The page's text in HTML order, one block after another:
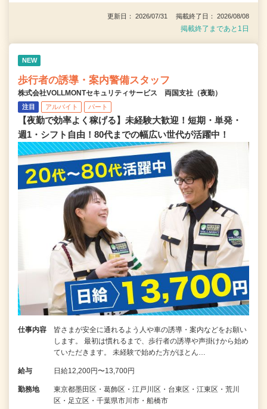
更新日： 2026/07/31 掲載終了日： 2026/08/08
掲載終了まであと1日
NEW
歩行者の誘導・案内警備スタッフ
株式会社VOLLMONTセキュリティサービス 両国支社（夜勤）
注目 アルバイト パート
【夜勤で効率よく稼げる】未経験大歓迎！短期・単発・
週1・シフト自由！80代までの幅広い世代が活躍中！
仕事内容
皆さまが安全に通れるよう人や車の誘導・案内などをお願い
します。 最初は慣れるまで、歩行者の誘導や声掛けから始め
ていただきます。 未経験で始めた方がほとん…
給与 日給12,200円〜13,700円
勤務地
東京都墨田区・葛飾区・江戸川区・台東区・江東区・荒川
区・足立区・千葉県市川市・船橋市